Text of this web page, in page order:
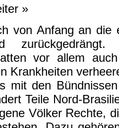
»
von Anfang an die
vor allem
Krankheiten
mit den
Teile Nord-
Völker Rechte,